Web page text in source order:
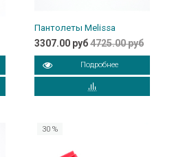
Пантолеты Melissa
3307.00 руб4725.00 руб
Подробнее
30 %